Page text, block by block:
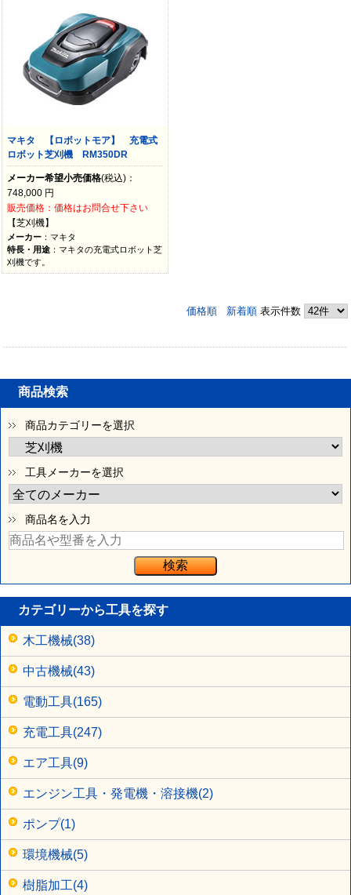
マキタ 【ロボットモア】 充電式
ロボット芝刈機 RM350DR
メーカー希望小売価格(税込)：
748,000 円
販売価格：価格はお問合せ下さい
【芝刈機】
メーカー ：マキタ
特長・用途 ：マキタの充電式ロボット芝
刈機です。
価格順 新着順表示件数
商品検索
商品カテゴリーを選択
工具メーカーを選択
商品名を入力
カテゴリーから工具を探す
木工機械(38)
中古機械(43)
電動工具(165)
充電工具(247)
エア工具(9)
エンジン工具・発電機・溶接機(2)
ポンプ(1)
環境機械(5)
樹脂加工(4)